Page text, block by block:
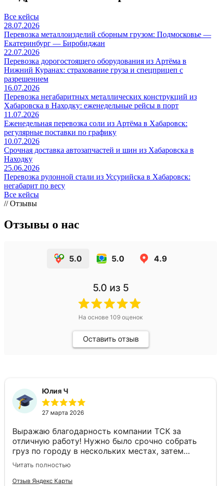
Все кейсы
28.07.2026
Перевозка металлоизделий сборным грузом: Подмосковье —
Екатеринбург — Биробиджан
22.07.2026
Перевозка дорогостоящего оборудования из Артёма в
Нижний Куранах: страхование груза и спецприцеп с
разрешением
16.07.2026
Перевозка негабаритных металлических конструкций из
Хабаровска в Находку: еженедельные рейсы в порт
11.07.2026
Еженедельная перевозка соли из Артёма в Хабаровск:
регулярные поставки по графику
10.07.2026
Срочная доставка автозапчастей и шин из Хабаровска в
Находку
25.06.2026
Перевозка рулонной стали из Уссурийска в Хабаровск:
негабарит по весу
Все кейсы
// Отзывы
Отзывы о нас
5.0 5.0 4.9
5.0 из 5
На основе 109 оценок
Оставить отзыв
Юлия Ч
27 марта 2026
Выражаю благодарность компании ТСК за
отличную работу! Нужно было срочно собрать
груз по городу в нескольких местах, затем
доставить в другой город день в день. Ребята
подобрали отдельный автомобиль, все сделали
оперативно. Спасибо за слаженность и
Читать полностью
Отзыв Яндекс Карты